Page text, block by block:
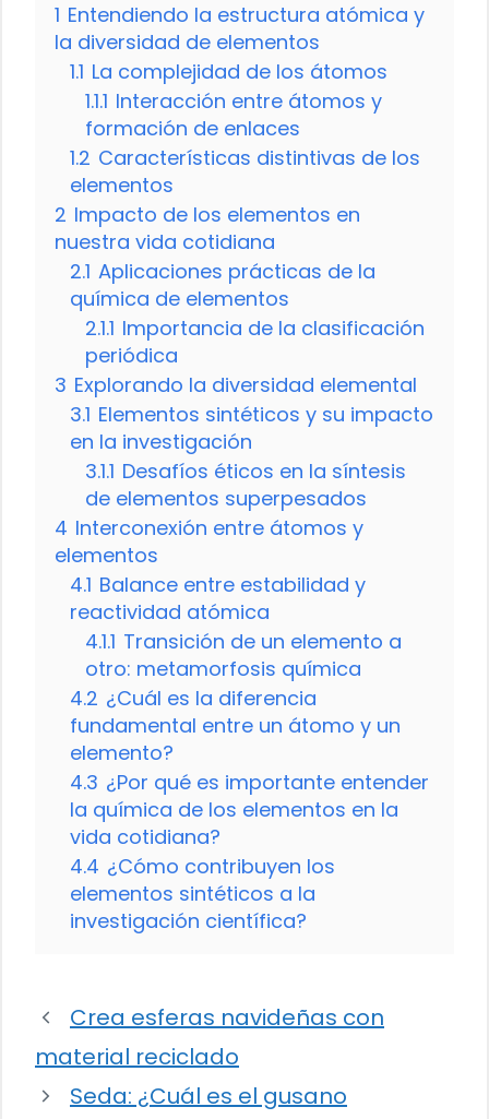
1 Entendiendo la estructura atómica y
la diversidad de elementos
1.1 La complejidad de los átomos
1.1.1 Interacción entre átomos y
formación de enlaces
1.2 Características distintivas de los
elementos
2 Impacto de los elementos en
nuestra vida cotidiana
2.1 Aplicaciones prácticas de la
química de elementos
2.1.1 Importancia de la clasificación
periódica
3 Explorando la diversidad elemental
3.1 Elementos sintéticos y su impacto
en la investigación
3.1.1 Desafíos éticos en la síntesis
de elementos superpesados
4 Interconexión entre átomos y
elementos
4.1 Balance entre estabilidad y
reactividad atómica
4.1.1 Transición de un elemento a
otro: metamorfosis química
4.2 ¿Cuál es la diferencia
fundamental entre un átomo y un
elemento?
4.3 ¿Por qué es importante entender
la química de los elementos en la
vida cotidiana?
4.4 ¿Cómo contribuyen los
elementos sintéticos a la
investigación científica?
Crea esferas navideñas con
material reciclado
Seda: ¿Cuál es el gusano